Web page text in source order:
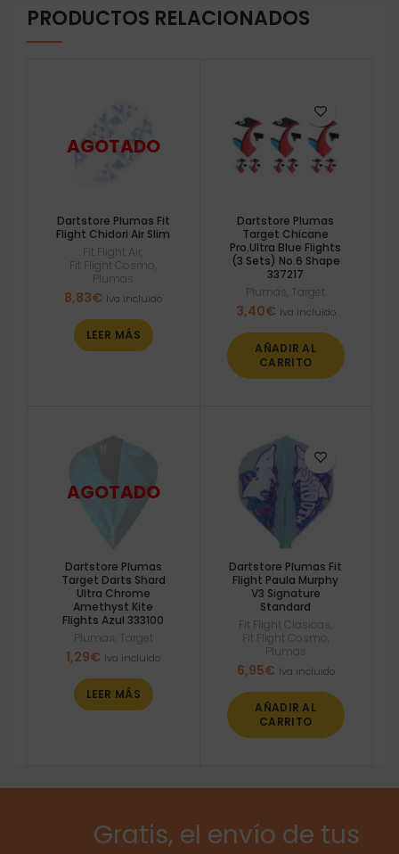
PRODUCTOS RELACIONADOS
Dartstore Plumas Fit
Flight Chidori Air Slim
Fit Flight Air
Fit Flight Cosmo
Plumas
8,83€ Iva incluido
LEER MÁS
Dartstore Plumas
Target Chicane
Pro.Ultra Blue Flights
(3 Sets) No.6 Shape
337217
Plumas Target
3,40€ Iva incluido
AÑADIR AL
CARRITO
Dartstore Plumas
Target Darts Shard
Ultra Chrome
Amethyst Kite
Flights Azul 333100
Plumas Target
1,29€ Iva incluido
LEER MÁS
Dartstore Plumas Fit
Flight Paula Murphy
V3 Signature
Standard
Fit Flight Clasicas
Fit Flight Cosmo
Plumas
6,95€ Iva incluido
AÑADIR AL
CARRITO
Gratis, el envío de tus